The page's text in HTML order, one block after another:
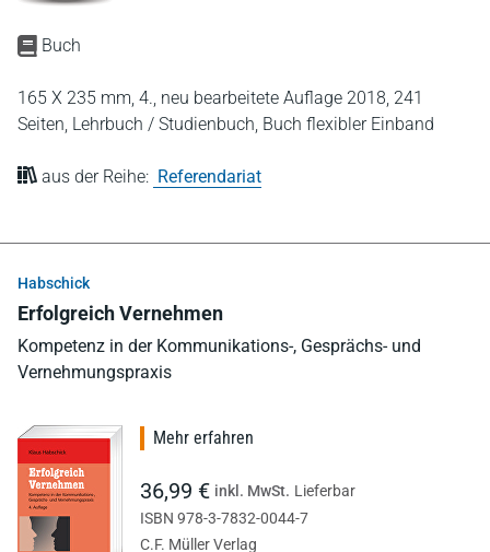
Buch
165 X 235 mm, 4., neu bearbeitete Auflage 2018, 241
Seiten, Lehrbuch / Studienbuch, Buch flexibler Einband
aus der Reihe: Referendariat
Habschick
Erfolgreich Vernehmen
Kompetenz in der Kommunikations-, Gesprächs- und
Vernehmungspraxis
Mehr erfahren
36,99 € inkl. MwSt. Lieferbar
ISBN 978-3-7832-0044-7
C.F. Müller Verlag